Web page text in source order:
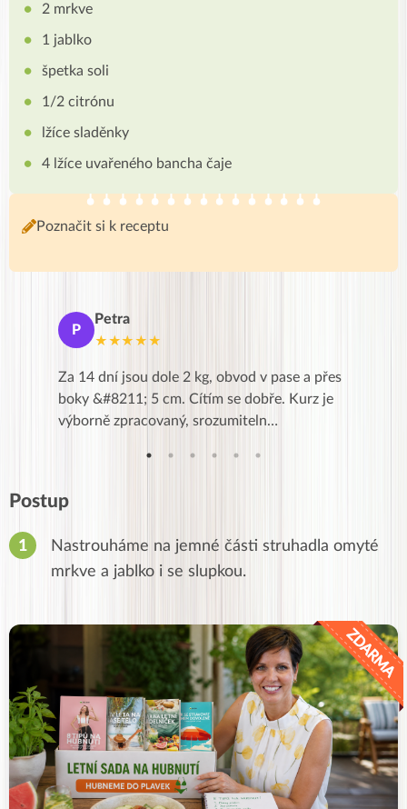
2 mrkve
1 jablko
špetka soli
1/2 citrónu
lžíce sladěnky
4 lžíce uvařeného bancha čaje
Poznačit si k receptu
P
Petra
★★★★★
Za 14 dní jsou dole 2 kg, obvod v pase a přes
boky &#8211; 5 cm. Cítím se dobře. Kurz je
výborně zpracovaný, srozumiteln…
Postup
Nastrouháme na jemné části struhadla omyté
mrkve a jablko i se slupkou.